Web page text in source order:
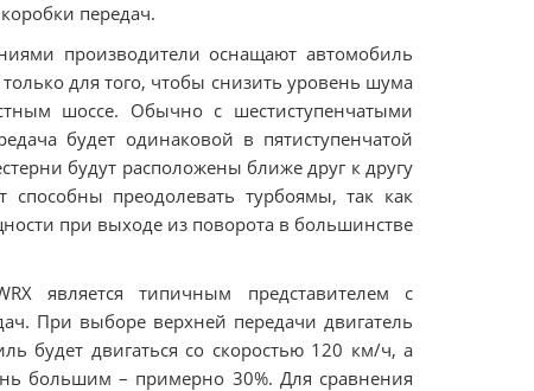
передач.
производители оснащают автомобиль
для того, чтобы снизить уровень шума
шоссе. Обычно с шестиступенчатыми
будет одинаковой в пятиступенчатой
будут расположены ближе друг к другу
способны преодолевать турбоямы, так как
при выходе из поворота в большинстве
является типичным представителем с
При выборе верхней передачи двигатель
будет двигаться со скоростью 120 км/ч, а
большим – примерно 30%. Для сравнения